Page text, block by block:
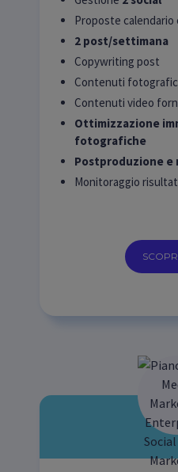
Proposte calendario
2 post/settimana
Copywriting post
Contenuti
Contenuti video
Ottimizzazione
fotografiche
Postproduzione e
Monitoraggio